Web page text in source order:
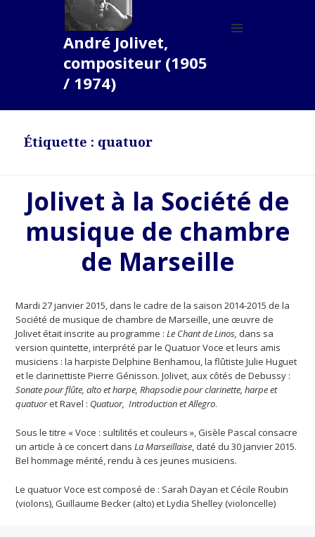
André Jolivet,
compositeur (1905
/ 1974)
Étiquette : quatuor
Jolivet à la Société de
musique de chambre
de Marseille
Mardi 27 janvier 2015, dans le cadre de la saison 2014-2015 de la
Société de musique de chambre de Marseille, une œuvre de
Jolivet était inscrite au programme :Le Chant de Linos, dans sa
version quintette, interprété par le Quatuor Voce et leurs amis
musiciens : la harpiste Delphine Benhamou, la flûtiste Julie Huguet
et le clarinettiste Pierre Génisson. Jolivet, aux côtés de Debussy :
Sonate pour flûte, alto et harpe, Rhapsodie pour clarinette, harpe et
quatuoret Ravel : Quatuor, Introduction et Allegro.
Sous le titre « Voce : sultilités et couleurs », Gisèle Pascal consacre
un article à ce concert dansLa Marseillaise, daté du 30 janvier 2015.
Bel hommage mérité, rendu à ces jeunes musiciens.
Le quatuor Voce est composé de : Sarah Dayan et Cécile Roubin
(violons), Guillaume Becker (alto) et Lydia Shelley (violoncelle)